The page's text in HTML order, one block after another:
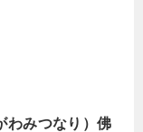
わみつなり）佛